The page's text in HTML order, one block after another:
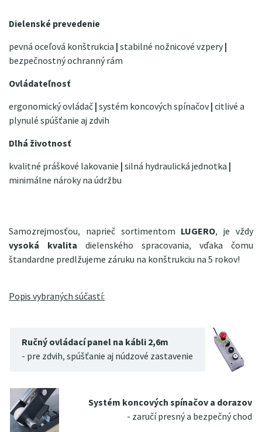
Dielenské prevedenie
pevná oceľová konštrukcia |stabilné nožnicové vzpery|
bezpečnostný ochranný rám
Ovládateľnosť
ergonomický ovládač|systém koncových spínačov|citlivé a
plynulé spúšťanie aj zdvih
Dlhá životnosť
kvalitné práškové lakovanie |silná hydraulická jednotka |
minimálne nároky na údržbu
Samozrejmosťou, naprieč sortimentom LUGERO, je vždy
vysoká kvalita dielenského spracovania, vďaka čomu
štandardne predlžujeme záruku na konštrukciu na 5 rokov!
Popis vybraných súčastí:
Ručný ovládací panel na kábli 2,6m
- pre zdvih, spúšťanie aj núdzové zastavenie
Systém koncových spínačov a dorazov
- zaručí presný a bezpečný chod